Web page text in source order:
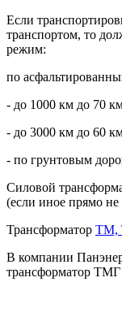
Если
транспортом, то
режим:
по
- до 1000 км до 70
- до 3000 км до 60
- по грунтовым
Силовой
(если иное прямо
Трансформатор ТМ,
В компании
трансформатор